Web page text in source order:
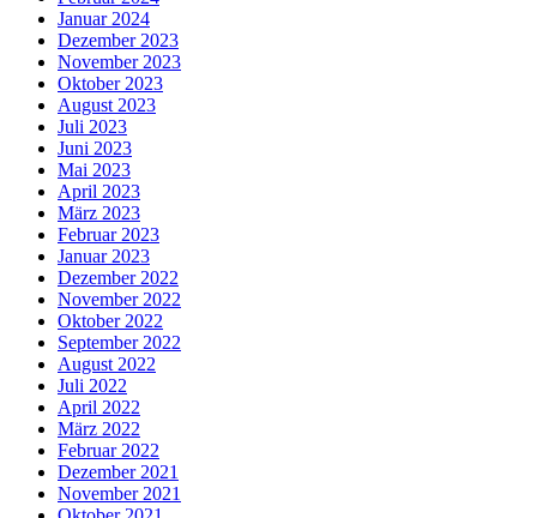
Januar 2024
Dezember 2023
November 2023
Oktober 2023
August 2023
Juli 2023
Juni 2023
Mai 2023
April 2023
März 2023
Februar 2023
Januar 2023
Dezember 2022
November 2022
Oktober 2022
September 2022
August 2022
Juli 2022
April 2022
März 2022
Februar 2022
Dezember 2021
November 2021